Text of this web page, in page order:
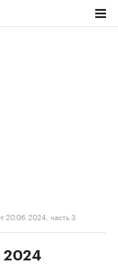
20.06.2024, часть 3
2024